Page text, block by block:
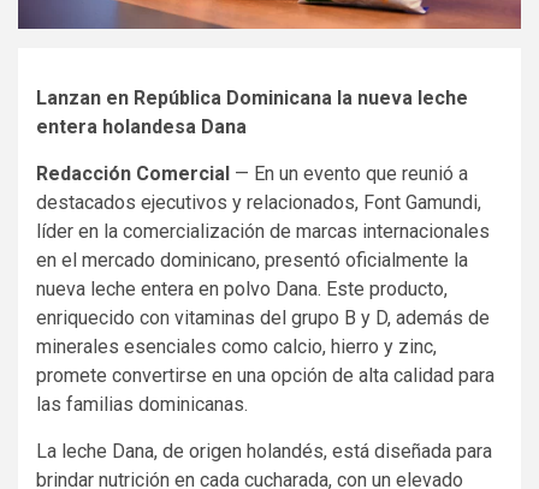
Lanzan en República Dominicana la nueva leche
entera holandesa Dana
Redacción Comercial — En un evento que reunió a
destacados ejecutivos y relacionados, Font Gamundi,
líder en la comercialización de marcas internacionales
en el mercado dominicano, presentó oficialmente la
nueva leche entera en polvo Dana. Este producto,
enriquecido con vitaminas del grupo B y D, además de
minerales esenciales como calcio, hierro y zinc,
promete convertirse en una opción de alta calidad para
las familias dominicanas.
La leche Dana, de origen holandés, está diseñada para
brindar nutrición en cada cucharada, con un elevado